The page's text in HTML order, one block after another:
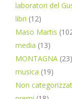
laboratori del
libri (12)
Maso Martis
media (13)
MONTAGNA (23)
musica (19)
Non